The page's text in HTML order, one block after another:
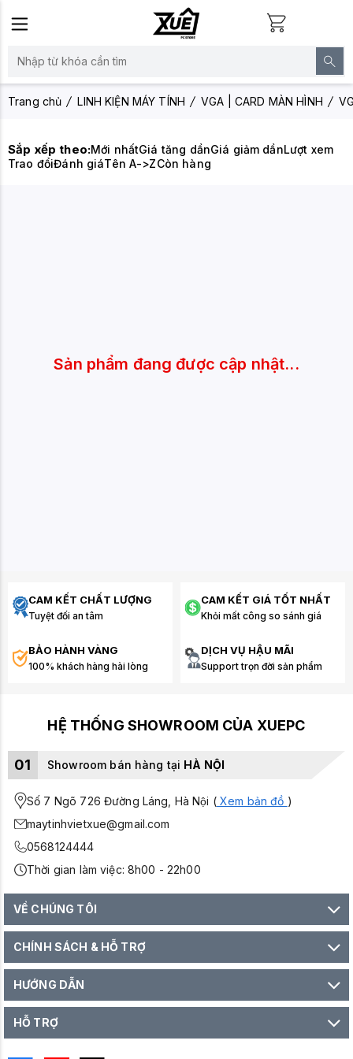
Trang chủ LINH KIỆN MÁY TÍNH VGA | CARD MÀN HÌNH
Sắp xếp theo:Mới nhấtGiá tăng dầnGiá giảm dầnLượt xem
Trao đổiĐánh giáTên A->ZCòn hàng
Sản phẩm đang được cập nhật...
CAM KẾT CHẤT LƯỢNG
Tuyệt đối an tâm
CAM KẾT GIÁ TỐT NHẤT
Khỏi mất công so sánh giá
BẢO HÀNH VÀNG
100% khách hàng hài lòng
DỊCH VỤ HẬU MÃI
Support trọn đời sản phẩm
HỆ THỐNG SHOWROOM CỦA XUEPC
01 Showroom bán hàng tại HÀ NỘI
Số 7 Ngõ 726 Đường Láng, Hà Nội (Xem bản đồ )
maytinhvietxue@gmail.com
0568124444
Thời gian làm việc: 8h00 - 22h00
VỀ CHÚNG TÔI
CHÍNH SÁCH & HỖ TRỢ
HƯỚNG DẪN
HỖ TRỢ